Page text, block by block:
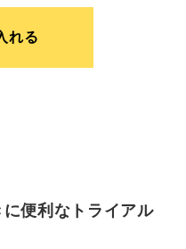
れる
便利なトライアル